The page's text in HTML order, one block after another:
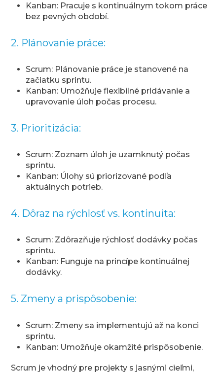
Kanban: Pracuje s kontinuálnym tokom práce
bez pevných období.
2. Plánovanie práce:
Scrum: Plánovanie práce je stanovené na
začiatku sprintu.
Kanban: Umožňuje flexibilné pridávanie a
upravovanie úloh počas procesu.
3. Prioritizácia:
Scrum: Zoznam úloh je uzamknutý počas
sprintu.
Kanban: Úlohy sú priorizované podľa
aktuálnych potrieb.
4. Dôraz na rýchlosť vs. kontinuita:
Scrum: Zdôrazňuje rýchlosť dodávky počas
sprintu.
Kanban: Funguje na princípe kontinuálnej
dodávky.
5. Zmeny a prispôsobenie:
Scrum: Zmeny sa implementujú až na konci
sprintu.
Kanban: Umožňuje okamžité prispôsobenie.
Scrum je vhodný pre projekty s jasnými cieľmi,